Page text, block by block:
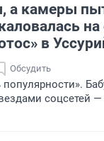
а камеры
на
в
Обсудить
соцсетей